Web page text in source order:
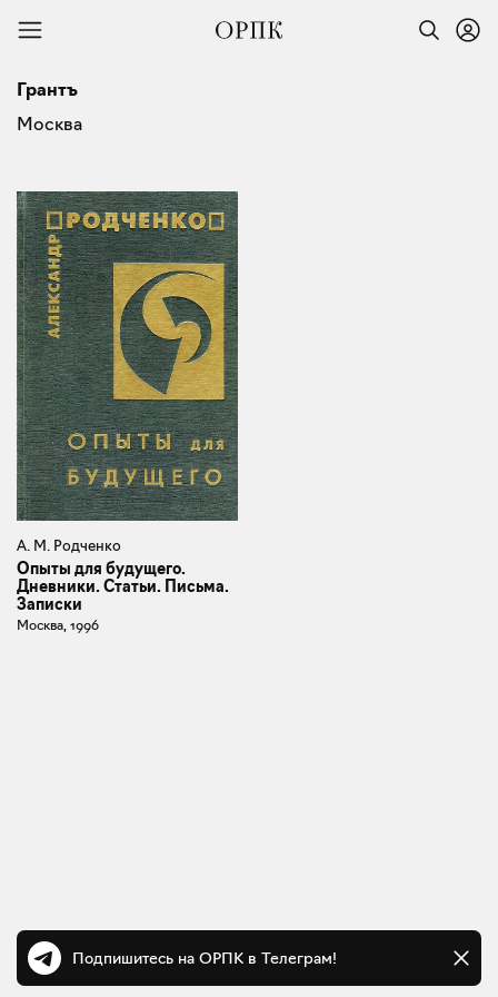
Грантъ
Москва
А. М. Родченко
Опыты для будущего.
Дневники. Статьи. Письма.
Записки
Москва, 1996
Подпишитесь на ОРПК в Телеграм!